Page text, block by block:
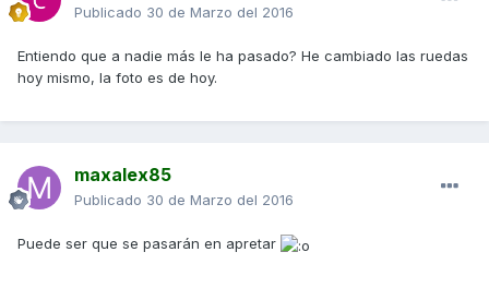
Publicado 30 de Marzo del 2016
Entiendo que a nadie más le ha pasado? He cambiado las ruedas
hoy mismo, la foto es de hoy.
maxalex85
Publicado 30 de Marzo del 2016
Puede ser que se pasarán en apretar